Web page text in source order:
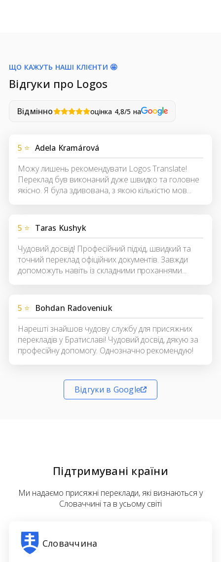
ЩО КАЖУТЬ НАШІ КЛІЄНТИ 🤩
Відгуки про Logos
Відмінно оцінка 4,8/5 на
5 ⭐ Adela Kramárová
Можу лишень рекомендувати Logos Translate!
Переклад був виконаний дуже швидко та головне
якісно. Я була здивована, з якою кількістю мов...
5 ⭐ Taras Kushyk
Чудовий досвід! Професійний підхід, швидкий та
точний переклад офіційних документів. Завжди
допоможуть навіть із складними проханнями...
5 ⭐
Bohdan Radoveniuk
Нарешті знайшов чудову службу для присяжних
перекладів у Братиславі! Чудовий досвід, дякую за
професійну допомогу. Однозначно рекомендую!
Відгуки в Google
Підтримувані країни
Ми надаємо присяжні переклади, які визнаються у
Словаччині та в усьому світі
Словаччина